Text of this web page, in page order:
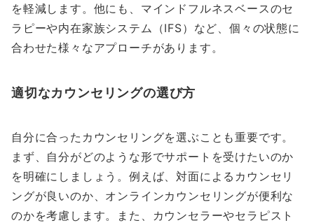
を軽減します。他にも、マインドフルネスベースのセ
ラピーや内在家族システム（IFS）など、個々の状態に
合わせた様々なアプローチがあります。
適切なカウンセリングの選び方
自分に合ったカウンセリングを選ぶことも重要です。
まず、自分がどのような形でサポートを受けたいのか
を明確にしましょう。例えば、対面によるカウンセリ
ングが良いのか、オンラインカウンセリングが便利な
のかを考慮します。また、カウンセラーやセラピスト